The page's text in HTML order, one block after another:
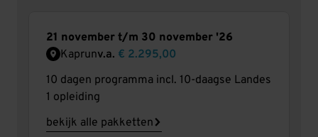
21 november t/m 30 november '26
Kaprunv.a. € 2.295,00
10 dagen programma incl. 10-daagse Landes
1 opleiding
bekijk alle pakketten